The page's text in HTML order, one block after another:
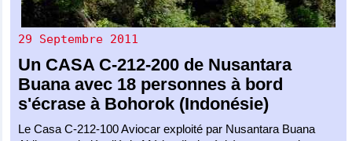
29 Septembre 2011
Un CASA C-212-200 de Nusantara
Buanaavec 18 personnes à bord
s'écrase à Bohorok (Indonésie)
Le Casa C-212-100 Aviocar exploité par Nusantara Buana